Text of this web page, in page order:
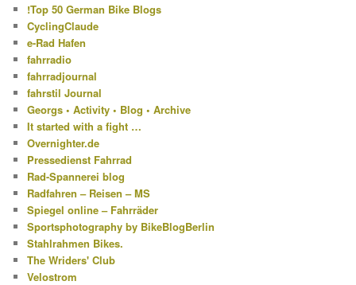
!Top 50 German Bike Blogs
CyclingClaude
e-Rad Hafen
fahrradio
fahrradjournal
fahrstil Journal
Georgs • Activity • Blog • Archive
It started with a fight …
Overnighter.de
Pressedienst Fahrrad
Rad-Spannerei blog
Radfahren – Reisen – MS
Spiegel online – Fahrräder
Sportsphotography by BikeBlogBerlin
Stahlrahmen Bikes.
The Wriders' Club
Velostrom